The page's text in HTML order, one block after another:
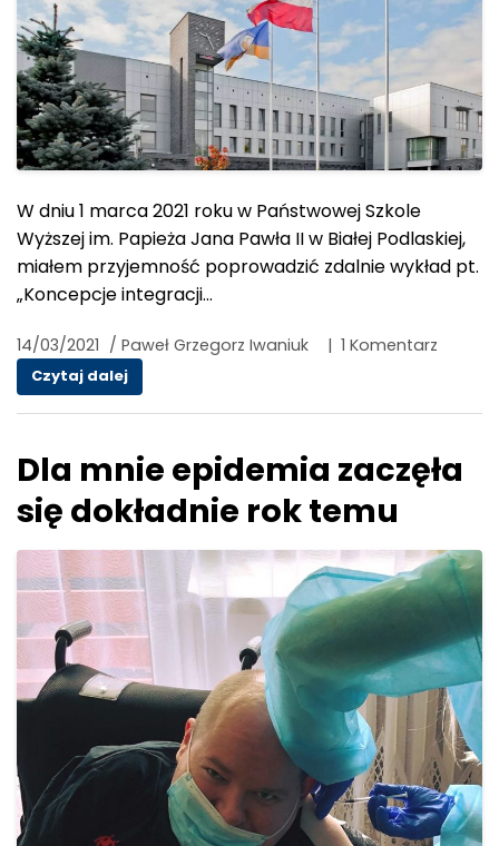
W dniu 1 marca 2021 roku w Państwowej Szkole
Wyższej im. Papieża Jana Pawła II w Białej Podlaskiej,
miałem przyjemność poprowadzić zdalnie wykład pt.
„Koncepcje integracji…
14/03/2021 / Paweł Grzegorz Iwaniuk | 1 Komentarz
Czytaj dalejWykład: Koncepcje integracji społecznej i
Dla mnie epidemia zaczęła
się dokładnie rok temu